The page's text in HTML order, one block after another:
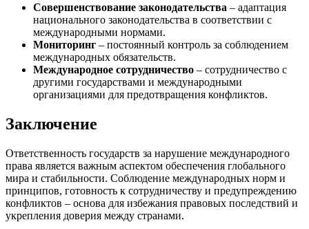
Совершенствование законодательства – адаптация
национального законодательства в соответствии с
международными нормами.
Мониторинг – постоянный контроль за соблюдением
международных обязательств.
Международное сотрудничество – сотрудничество с
другими государствами и международными
организациями для предотвращения конфликтов.
Заключение
Ответственность государств за нарушение международного
права является важным аспектом обеспечения глобального
мира и стабильности. Соблюдение международных норм и
принципов, готовность к сотрудничеству и предупреждению
конфликтов – основа для избежания правовых последствий и
укрепления доверия между странами.